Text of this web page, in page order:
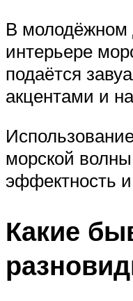
В
интерьере
подаётся
акцентами и
морской
эффектность и
Какие